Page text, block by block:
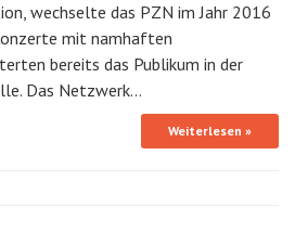
wechselte das PZN im Jahr 2016
mit namhaften
bereits das Publikum in der
Das Netzwerk…
Weiterlesen »